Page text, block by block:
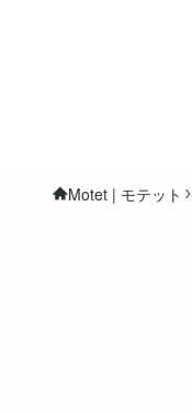
Motet | モテット